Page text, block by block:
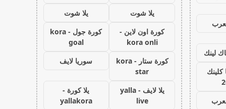
لينك
يلا شوت
يلا شوت
كورة اون لاين -
kora onli
كورة جول - kora
goal
كورة ستار - kora
star
سوريا لايف
يلا لايف - yalla
live
يلا كورة -
yallakora